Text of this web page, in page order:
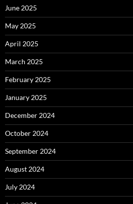
June 2025
May 2025
April 2025
March 2025
February 2025
January 2025
December 2024
October 2024
September 2024
August 2024
July 2024